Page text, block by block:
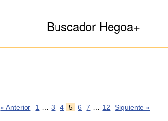
Buscador Hegoa+
« Anterior 1 … 3 4 5 6 7 … 12 Siguiente »